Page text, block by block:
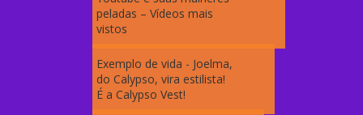
peladas – Vídeos mais
vistos
Exemplo de vida - Joelma,
do Calypso, vira estilista!
É a Calypso Vest!